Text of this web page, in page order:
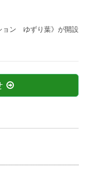
ョン ゆずり葉》が開設